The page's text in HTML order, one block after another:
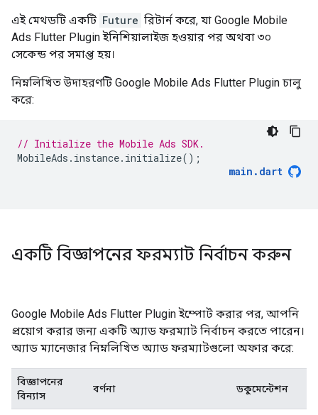
এই মেথডটি একটি Future রিটার্ন করে, যা Google Mobile
Ads Flutter Pluginইনিশিয়ালাইজ হওয়ার পর অথবা ৩০
সেকেন্ড পর সমাপ্ত হয়।
নিম্নলিখিত উদাহরণটি Google Mobile Ads Flutter Plugin চালু
করে:
// Initialize the Mobile Ads SDK.
MobileAds . instance. initialize();
main . dart
একটি বিজ্ঞাপনের ফরম্যাট নির্বাচন করুন
Google Mobile Ads Flutter Pluginইম্পোর্ট করার পর, আপনি
প্রয়োগ করার জন্য একটি অ্যাড ফরম্যাট নির্বাচন করতে পারেন।
অ্যাড ম্যানেজার নিম্নলিখিত অ্যাড ফরম্যাটগুলো অফার করে:
বিজ্ঞাপনের
বিন্যাস
বর্ণনা ডকুমেন্টেশন